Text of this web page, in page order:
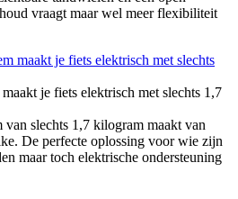
vraagt maar wel meer flexibiliteit
je fiets elektrisch met slechts 1,7
slechts 1,7 kilogram maakt van
De perfecte oplossing voor wie zijn
maar toch elektrische ondersteuning